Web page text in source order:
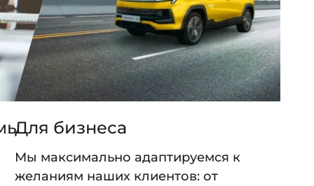
Для бизнеса
Мы максимально адаптируемся к
желаниям наших клиентов: от